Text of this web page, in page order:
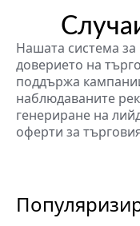
Нашата система за
доверието на
поддържа
наблюдаваните
генериране на
оферти за